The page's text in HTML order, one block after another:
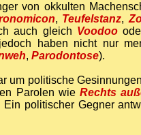
von okkulten
, Teufelstanz,
auch gleich Voodoo
haben nicht nur
, Parodontose).
um politische
Parolen wie Rechts
Ein politischer Gegner